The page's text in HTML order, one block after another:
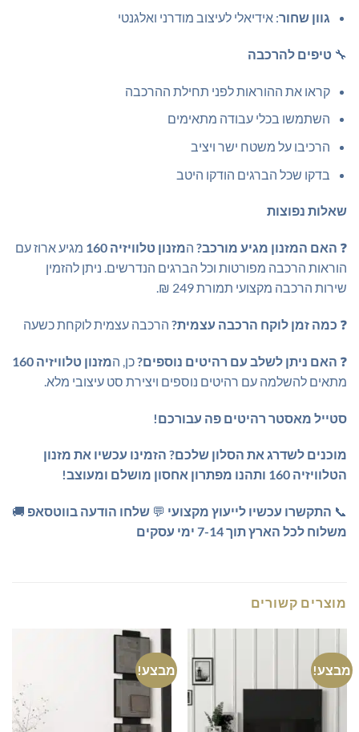
גוון שחור: אידיאלי לעיצוב מודרני ואלגנטי
🔧 טיפים להרכבה
קראו את ההוראות לפני תחילת ההרכבה
השתמשו בכלי עבודה מתאימים
הרכיבו על משטח ישר ויציב
בדקו שכל הברגים הודקו היטב
שאלות נפוצות
❓ האם המזנון מגיע מורכב? המזנון טלוויזיה 160
מגיע ארוז עם
הוראות הרכבה מפורטות וכל הברגים הנדרשים. ניתן להזמין
שירות הרכבה מקצועי תמורת 249 ₪.
❓ כמה זמן לוקח הרכבה עצמית? הרכבה עצמית לוקחת כשעה
❓ האם ניתן לשלב עם רהיטים נוספים?כן, המזנון טלוויזיה 160
מתאים להשלמה עם רהיטים נוספים ויצירת סט עיצובי מלא.
סטייל מאסטר רהיטים פה עבורכם!
מוכנים לשדרג את הסלון שלכם? הזמינו עכשיו את מזנון
הטלוויזיה 160 ותהנו מפתרון אחסון מושלם ומעוצב!
📞 התקשרו עכשיו לייעוץ מקצועי 💬 שלחו הודעה בווטסאפ 🚚
משלוח לכל הארץ תוך 7-14 ימי עסקים
מוצרים קשורים
מבצע! מבצע!